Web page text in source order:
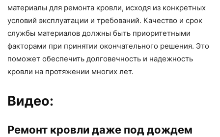
материалы для ремонта кровли, исходя из конкретных
условий эксплуатации и требований. Качество и срок
службы материалов должны быть приоритетными
факторами при принятии окончательного решения. Это
поможет обеспечить долговечность и надежность
кровли на протяжении многих лет.
Видео:
Ремонт кровли даже под дождем